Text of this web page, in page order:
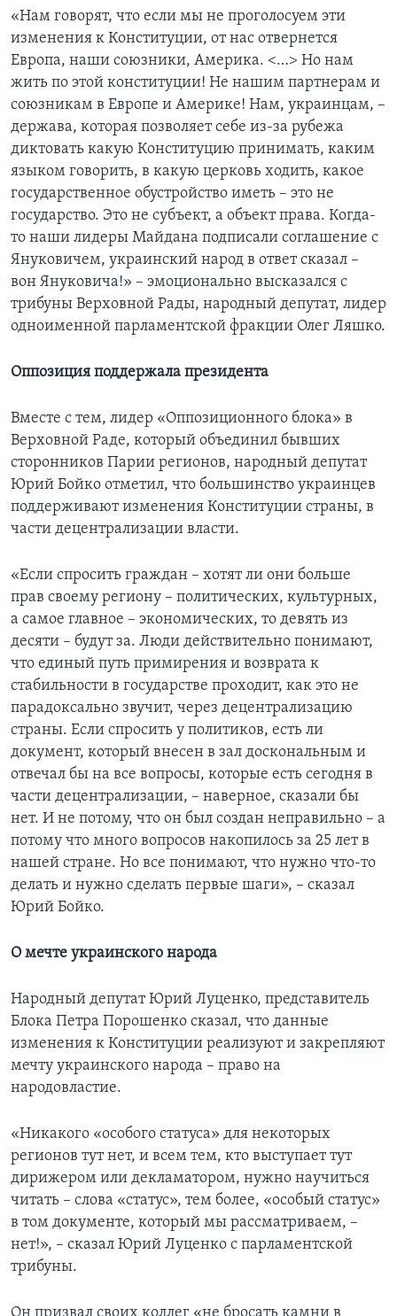
«Нам говорят, что если мы не проголосуем эти
изменения к Конституции, от нас отвернется
Европа, наши союзники, Америка. <…> Но нам
жить по этой конституции! Не нашим партнерам и
союзникам в Европе и Америке! Нам, украинцам, –
держава, которая позволяет себе из-за рубежа
диктовать какую Конституцию принимать, каким
языком говорить, в какую церковь ходить, какое
государственное обустройство иметь – это не
государство. Это не субъект, а объект права. Когда-
то наши лидеры Майдана подписали соглашение с
Януковичем, украинский народ в ответ сказал –
вон Януковича!» – эмоционально высказался с
трибуны Верховной Рады, народный депутат, лидер
одноименной парламентской фракции Олег Ляшко.
Оппозиция поддержала президента
Вместе с тем, лидер «Оппозиционного блока» в
Верховной Раде, который объединил бывших
сторонников Парии регионов, народный депутат
Юрий Бойко отметил, что большинство украинцев
поддерживают изменения Конституции страны, в
части децентрализации власти.
«Если спросить граждан – хотят ли они больше
прав своему региону – политических, культурных,
а самое главное – экономических, то девять из
десяти – будут за. Люди действительно понимают,
что единый путь примирения и возврата к
стабильности в государстве проходит, как это не
парадоксально звучит, через децентрализацию
страны. Если спросить у политиков, есть ли
документ, который внесен в зал доскональным и
отвечал бы на все вопросы, которые есть сегодня в
части децентрализации, – наверное, сказали бы
нет. И не потому, что он был создан неправильно – а
потому что много вопросов накопилось за 25 лет в
нашей стране. Но все понимают, что нужно что-то
делать и нужно сделать первые шаги», – сказал
Юрий Бойко.
О мечте украинского народа
Народный депутат Юрий Луценко, представитель
Блока Петра Порошенко сказал, что данные
изменения к Конституции реализуют и закрепляют
мечту украинского народа – право на
народовластие.
«Никакого «особого статуса» для некоторых
регионов тут нет, и всем тем, кто выступает тут
дирижером или декламатором, нужно научиться
читать – слова «статус», тем более, «особый статус»
в том документе, который мы рассматриваем, –
нет!», – сказал Юрий Луценко с парламентской
трибуны.